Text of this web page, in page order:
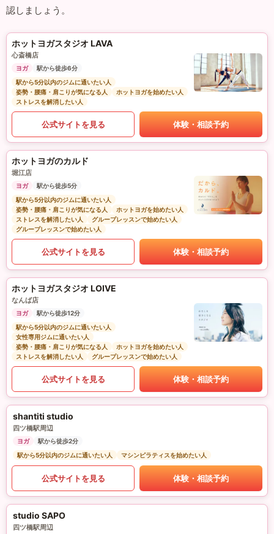
認しましょう。
ホットヨガスタジオ LAVA
心斎橋店
ヨガ
駅から徒歩6分
駅から5分以内のジムに通いたい人
姿勢・腰痛・肩こりが気になる人
ホットヨガを始めたい人
ストレスを解消したい人
公式サイトを見る 体験・相談予約
ホットヨガのカルド
堀江店
ヨガ
駅から徒歩5分
駅から5分以内のジムに通いたい人
姿勢・腰痛・肩こりが気になる人
ホットヨガを始めたい人
ストレスを解消したい人
グループレッスンで始めたい人
グループレッスンで始めたい人
公式サイトを見る 体験・相談予約
ホットヨガスタジオ LOIVE
なんば店
ヨガ
駅から徒歩12分
駅から5分以内のジムに通いたい人
女性専用ジムに通いたい人
姿勢・腰痛・肩こりが気になる人
ホットヨガを始めたい人
ストレスを解消したい人
グループレッスンで始めたい人
公式サイトを見る 体験・相談予約
shantiti studio
四ツ橋駅周辺
ヨガ
駅から徒歩2分
駅から5分以内のジムに通いたい人
マシンピラティスを始めたい人
公式サイトを見る 体験・相談予約
studio SAPO
四ツ橋駅周辺